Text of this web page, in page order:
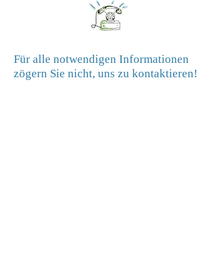
Für alle notwendigen Informationen
zögern Sie nicht, uns zu kontaktieren!